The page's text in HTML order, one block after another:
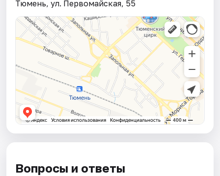
Тюмень, ул. Первомайская, 55
Вопросы и ответы